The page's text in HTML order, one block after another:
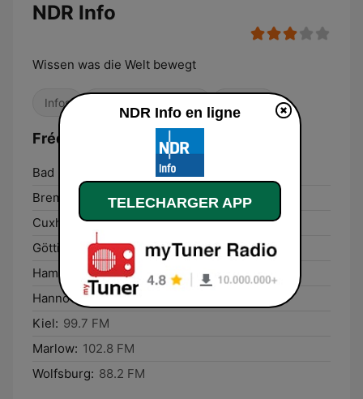
NDR Info
Wissen was die Welt bewegt
Infos
Fréquences NDR Info:
Bad Rothenfelde:
97.9 FM
Bremen:
95.0 FM
Cuxhaven: 93.1 FM
Göttingen: 99.9 FM
Hamburg: 92.3 FM
Hannover:
88.6 FM
Kiel: 99.7 FM
Marlow: 102.8 FM
Wolfsburg: 88.2 FM
NDR Info en ligne
TELECHARGER APP